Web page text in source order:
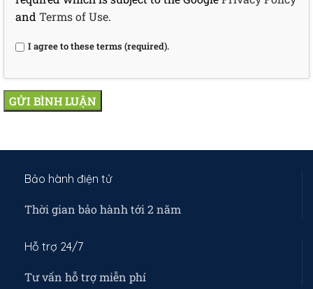
and Terms of Use.
I agree to these terms (required).
Bảo hành điện tử
Thời gian bảo hành tới 2 năm
Hỗ trợ 24/7
Tư vấn hỗ trợ miễn phí